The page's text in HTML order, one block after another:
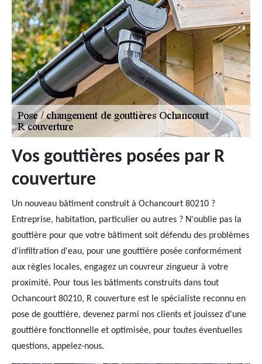
Vos gouttières posées par R
couverture
Un nouveau bâtiment construit à Ochancourt 80210 ?
Entreprise, habitation, particulier ou autres ? N'oublie pas la
gouttière pour que votre bâtiment soit défendu des problèmes
d'infiltration d'eau, pour une gouttière posée conformément
aux règles locales, engagez un couvreur zingueur à votre
proximité. Pour tous les bâtiments construits dans tout
Ochancourt 80210, R couverture est le spécialiste reconnu en
pose de gouttière, devenez parmi nos clients et jouissez d'une
gouttière fonctionnelle et optimisée, pour toutes éventuelles
questions, appelez-nous.